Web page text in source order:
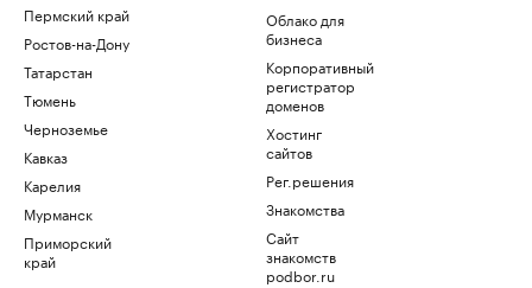
Пермский край
Ростов-на-Дону
Татарстан
Тюмень
Черноземье
Кавказ
Карелия
Мурманск
Приморский
край
Облако для
бизнеса
Корпоративный
регистратор
доменов
Хостинг
сайтов
Рег.решения
Знакомства
Сайт
знакомств
podbor.ru